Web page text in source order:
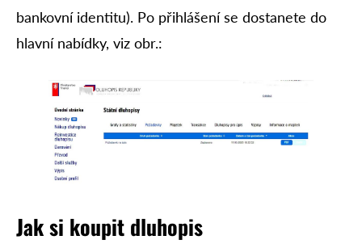
bankovní identitu). Po přihlášení se dostanete do
hlavní nabídky, viz obr.:
Jak si koupit dluhopis